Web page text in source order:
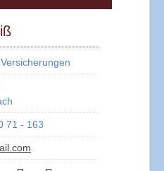
71 - 163